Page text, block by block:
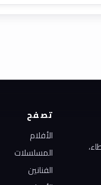
تصفح
الأفلام
المسلسلات
الفنانين